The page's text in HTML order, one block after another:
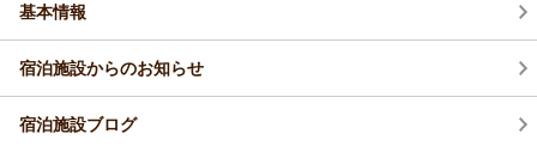
基本情報
宿泊施設からのお知らせ
宿泊施設ブログ